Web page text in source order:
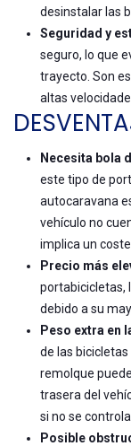
desinstalar las
Seguridad y
seguro, lo que
trayecto. Son
altas
Necesita bola
este tipo de
autocaravana
vehículo no
implica un coste
Precio más
portabicicletas,
debido a su
Peso extra en
de las
remolque
trasera del
si no se
Posible